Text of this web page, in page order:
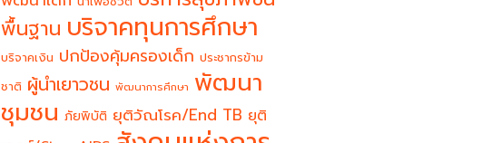
พื้นฐาน บริจาคทุนการศึกษา
บริจาคเงิน ปกป้องคุ้มครองเด็ก ประชากรข้าม
ชาติ ผู้นำเยาวชน พัฒนาการศึกษา พัฒนา
ชุมชน ภัยพิบัติ ยุติวัณโรค/End TB ยุติ